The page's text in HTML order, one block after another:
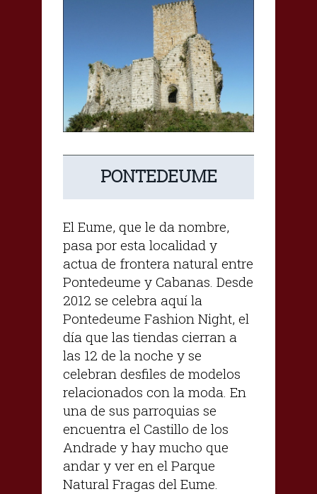
PONTEDEUME
El Eume, que le da nombre,
pasa por esta localidad y
actua de frontera natural entre
Pontedeume y Cabanas. Desde
2012 se celebra aquí la
Pontedeume Fashion Night, el
día que las tiendas cierran a
las 12 de la noche y se
celebran desfiles de modelos
relacionados con la moda. En
una de sus parroquias se
encuentra el Castillo de los
Andrade y hay mucho que
andar y ver en el Parque
Natural Fragas del Eume.